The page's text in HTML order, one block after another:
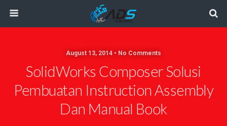
August 13, 2014 • No Comments
SolidWorks Composer Solusi
Pembuatan Instruction Assembly
Dan Manual Book